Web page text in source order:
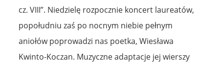
cz. VIII”. Niedzielę rozpocznie koncert laureatów,
popołudniu zaś po nocnym niebie pełnym
aniołów poprowadzi nas poetka, Wiesława
Kwinto-Koczan. Muzyczne adaptacje jej wierszy